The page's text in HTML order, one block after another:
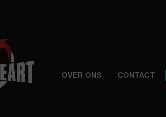
OVER ONS CONTACT